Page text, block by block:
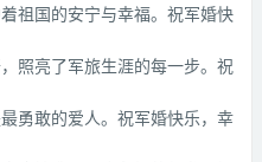
祖国的安宁与幸福。祝军婚快
照亮了军旅生涯的每一步。祝
勇敢的爱人。祝军婚快乐，幸